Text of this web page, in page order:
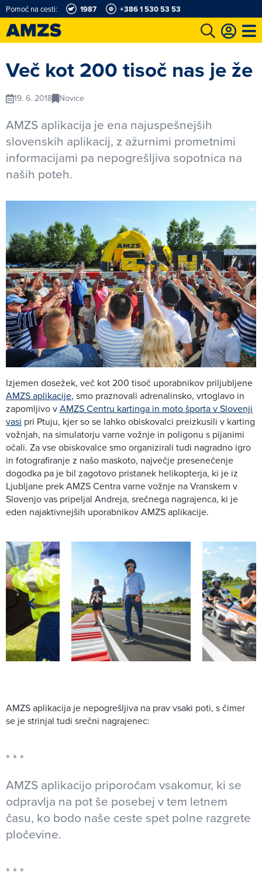
Pomoč na cesti: 1987 +386 1 530 53 53
Več kot 200 tisoč nas je že
19. 6. 2018 Novice
AMZS aplikacija je ena najuspešnejših
slovenskih aplikacij, z ažurnimi prometnimi
informacijami pa nepogrešljiva sopotnica na
naših poteh.
Izjemen dosežek, več kot 200 tisoč uporabnikov priljubljene
AMZS aplikacije, smo praznovali adrenalinsko, vrtoglavo in
zapomljivo vAMZS Centru kartinga in moto športa v Slovenji
vasi pri Ptuju, kjer so se lahko obiskovalci preizkusili v karting
vožnjah, na simulatorju varne vožnje in poligonu s pijanimi
očali. Za vse obiskovalce smo organizirali tudi nagradno igro
in fotografiranje z našo maskoto, največje presenečenje
dogodka pa je bil zagotovo pristanek helikopterja, ki je iz
Ljubljane prek AMZS Centra varne vožnje na Vranskem v
Slovenjo vas pripeljal Andreja, srečnega nagrajenca, ki je
eden najaktivnejših uporabnikov AMZS aplikacije.
AMZS aplikacija je nepogrešljiva na prav vsaki poti, s čimer
se je strinjal tudi srečni nagrajenec:
AMZS aplikacijo priporočam vsakomur, ki se
odpravlja na pot še posebej v tem letnem
času, ko bodo naše ceste spet polne razgrete
pločevine.